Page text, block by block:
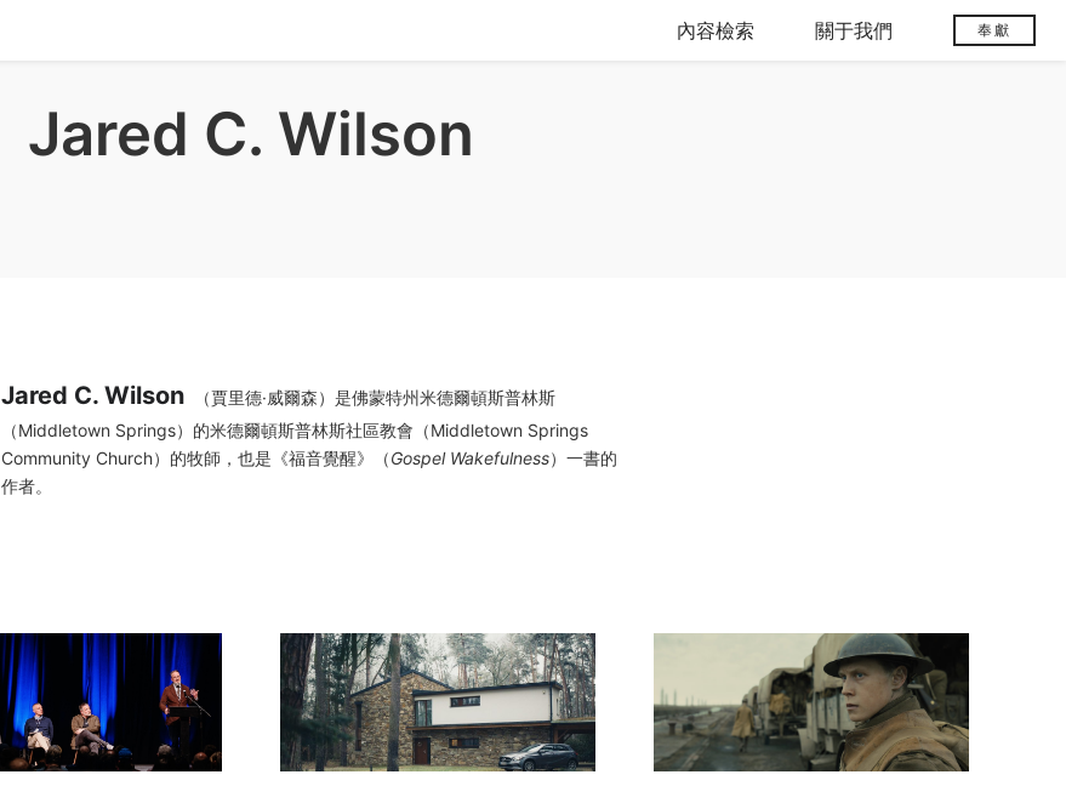
內容檢索 關于我們 奉獻
Jared C. Wilson
Jared C. Wilson
（賈里德·威爾森）是佛蒙特州米德爾頓斯普林斯
（Middletown Springs）的米德爾頓斯普林斯社區教會（Middletown Springs
Community Church）的牧師，也是《福音覺醒》（Gospel Wakefulness）一書的
作者。